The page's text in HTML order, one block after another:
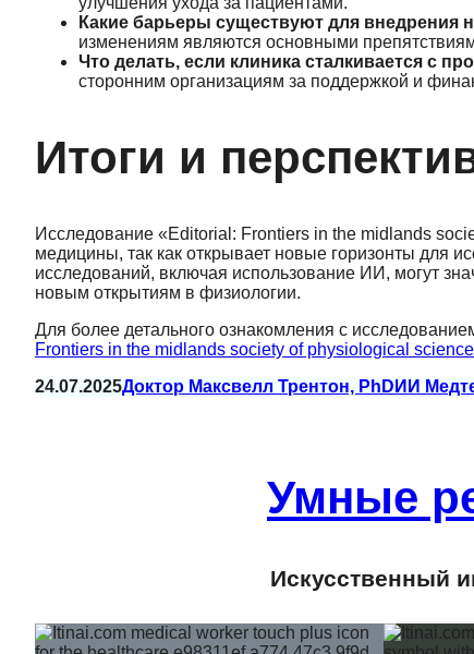
Какие барьеры существуют для внедрения
изменениям являются основными
Что делать, если клиника сталкивается с
сторонним организациям за поддержкой и
Итоги и
Исследование «Editorial: Frontiers in the midlands
медицины, так как открывает новые горизонты для
исследований, включая использование ИИ, могут
новым открытиям в физиологии.
Для более детального ознакомления с
Frontiers in the midlands society of physiological
24.07.2025Доктор Максвелл Трентон, PhD ИИ
Умные
Искусственный